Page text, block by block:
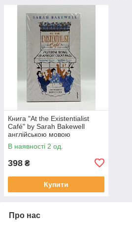
Книга "At the Existentialist
Café" by Sarah Bakewell
англійською мовою
В наявності 2 од.
398 ₴
Купити
Про нас